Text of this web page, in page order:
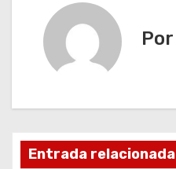
c
Por
Entrada relacionada